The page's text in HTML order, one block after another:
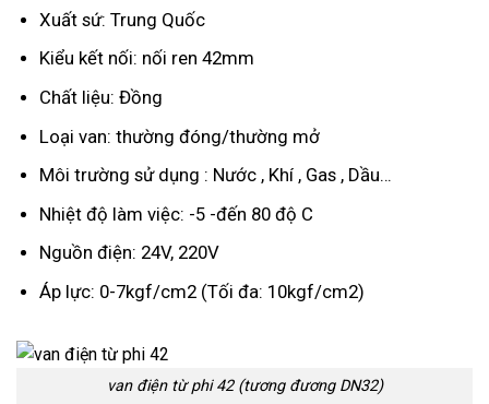
Xuất sứ: Trung Quốc
Kiểu kết nối: nối ren 42mm
Chất liệu: Đồng
Loại van: thường đóng/thường mở
Môi trường sử dụng : Nước , Khí , Gas , Dầu…
Nhiệt độ làm việc: -5 -đến 80 độ C
Nguồn điện: 24V, 220V
Áp lực: 0-7kgf/cm2 (Tối đa: 10kgf/cm2)
van điện từ phi 42 (tương đương DN32)